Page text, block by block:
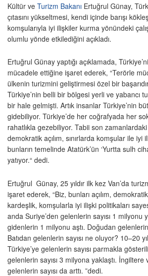
Kültür ve Turizm Bakanı Ertuğrul Günay,
çıtasını yükseltmesi, kendi içinde barışı
komşularıyla iyi ilişkiler kurma yönündeki
olumlu yönde etkilediğini açıkladı.
Ertuğrul Günay yaptığı açıklamada,
mücadele ettiğine işaret ederek, “Terörle
ülkenin turizmini geliştirmesi özel bir
Türkiye’nin belli bir bölgesi yerli ve yabancı
bir hale gelmişti. Artık insanlar Türkiye’nin
gidebiliyor. Türkiye’de her coğrafyada her
rahatlıkla gezebiliyor. Tabii son zamanlardaki
demokratik açılım, sınırlarda komşular ile
bunların temelinde Atatürk’ün ‘Yurtta sulh
yatıyor.“ dedi.
Ertuğrul Günay, 25 yıldır ilk kez Van’da
işaret ederek, “Biz, bunları açılım,
kardeşlik, komşularla iyi ilişki politikaları
anda Suriye’den gelenlerin sayısı 1 milyonu
gidenlerin 1 milyonu aştı. Doğudan gelenlerin
Batıdan gelenlerin sayısı ne oluyor? 10–20
Türkiye’ye gelenlerin sayısı parmakla
gelenlerin sayısı 3 milyona yaklaştı. İngiltere
gelenlerin sayısı da arttı. ”dedi.